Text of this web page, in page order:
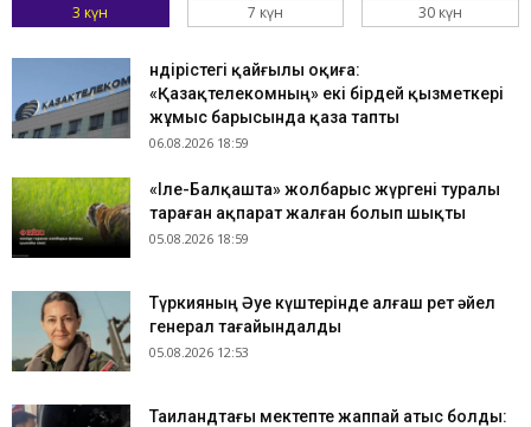
3 күн 7 күн 30 күн
Өндірістегі қайғылы оқиға:
«Қазақтелекомның» екі бірдей қызметкері
жұмыс барысында қаза тапты
06.08.2026 18:59
«Іле-Балқашта» жолбарыс жүргені туралы
тараған ақпарат жалған болып шықты
05.08.2026 18:59
Түркияның Әуе күштерінде алғаш рет әйел
генерал тағайындалды
05.08.2026 12:53
Таиландтағы мектепте жаппай атыс болды: